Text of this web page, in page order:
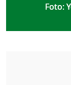
Foto:
Foto:
Foto: